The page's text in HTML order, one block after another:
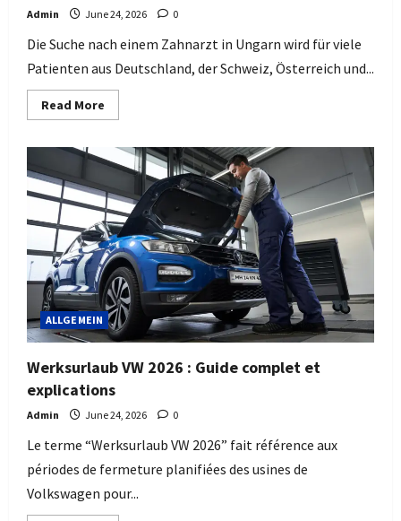
Admin June 24, 2026 0
Die Suche nach einem Zahnarzt in Ungarn wird für viele
Patienten aus Deutschland, der Schweiz, Österreich und...
Read More
more
Ungarn
Helvetic
Clinics
–
Hochwertige
Zahnbehandlung
in
Budapest
ALLGEMEIN
Werksurlaub VW 2026 : Guide complet et
explications
Admin June 24, 2026 0
Le terme “Werksurlaub VW 2026” fait référence aux
périodes de fermeture planifiées des usines de
Volkswagen pour...